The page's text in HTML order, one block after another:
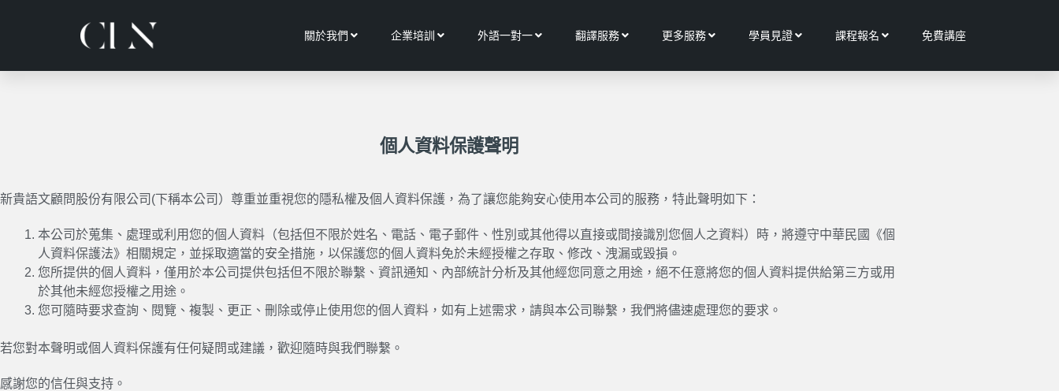
關於我們 Open 關於我們
企業培訓 Open 企業培訓
外語一對一Open 外語一對一
翻譯服務Open 翻譯服務
更多服務Open 更多服務
學員見證Open 學員見證
課程報名 Open 課程報名
免費講座
個人資料保護聲明
新貴語文顧問股份有限公司(下稱本公司）尊重並重視您的隱私權及個人資料保護，為了讓您能夠安心使用本公司的服務，特此聲明如下：
本公司於蒐集、處理或利用您的個人資料（包括但不限於姓名、電話、電子郵件、性別或其他得以直接或間接識別您個人之資料）時，將遵守中華民國《個
人資料保護法》相關規定，並採取適當的安全措施，以保護您的個人資料免於未經授權之存取、修改、洩漏或毀損。
您所提供的個人資料，僅用於本公司提供包括但不限於聯繫、資訊通知、內部統計分析及其他經您同意之用途，絕不任意將您的個人資料提供給第三方或用
於其他未經您授權之用途。
您可隨時要求查詢、閱覽、複製、更正、刪除或停止使用您的個人資料，如有上述需求，請與本公司聯繫，我們將儘速處理您的要求。
若您對本聲明或個人資料保護有任何疑問或建議，歡迎隨時與我們聯繫。
感謝您的信任與支持。